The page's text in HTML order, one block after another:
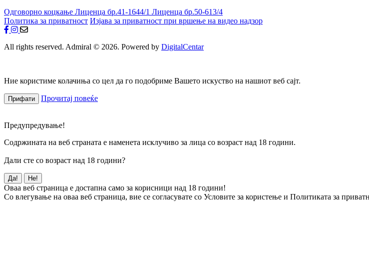
Одговорно коцкање Лиценца бр.41-1644/1 Лиценца бр.50-613/4
Политика за приватност Изјава за приватност при вршење на видео надзор
All rights reserved. Admiral © 2026. Powered by DigitalCentar
Ние користиме колачиња со цел да го подобриме Вашето искуство на нашиот веб сајт.
Прифати Прочитај повеќе
Предупредување!
Содржината на веб страната е наменета исклучиво за лица со возраст над 18 години.
Дали сте со возраст над 18 години?
Да! Не!
Оваа веб страница е достапна само за корисници над 18 години!
Со влегување на оваа веб страница, вие се согласувате со Условите за користење и Политиката за